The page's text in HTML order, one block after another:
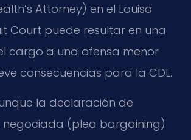
Attorney) en el Louisa
Court puede resultar en una
cargo a una ofensa menor
consecuencias para la CDL.
la declaración de
(plea bargaining)